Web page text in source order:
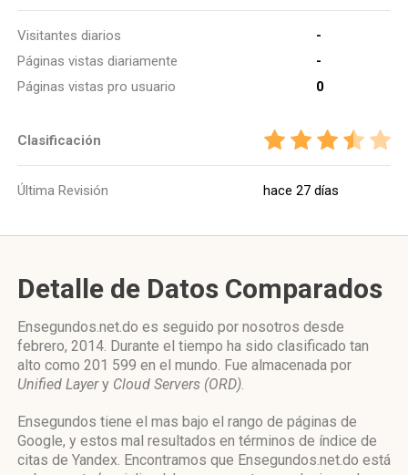
Visitantes diarios
-
Páginas vistas diariamente
-
Páginas vistas pro usuario
0
Clasificación
Última Revisión hace 27 días
Detalle de Datos Comparados
Ensegundos.net.do es seguido por nosotros desde
febrero, 2014. Durante el tiempo ha sido clasificado tan
alto como 201 599 en el mundo. Fue almacenada por
Unified Layery Cloud Servers (ORD).
Ensegundos tiene el mas bajo el rango de páginas de
Google, y estos mal resultados en términos de índice de
citas de Yandex. Encontramos que Ensegundos.net.do está